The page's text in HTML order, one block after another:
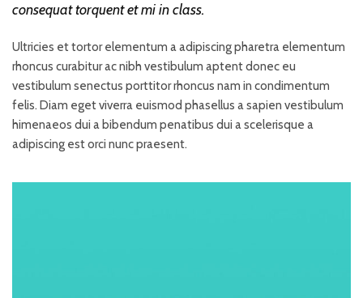
consequat torquent et mi in class.
Ultricies et tortor elementum a adipiscing pharetra elementum
rhoncus curabitur ac nibh vestibulum aptent donec eu
vestibulum senectus porttitor rhoncus nam in condimentum
felis. Diam eget viverra euismod phasellus a sapien vestibulum
himenaeos dui a bibendum penatibus dui a scelerisque a
adipiscing est orci nunc praesent.